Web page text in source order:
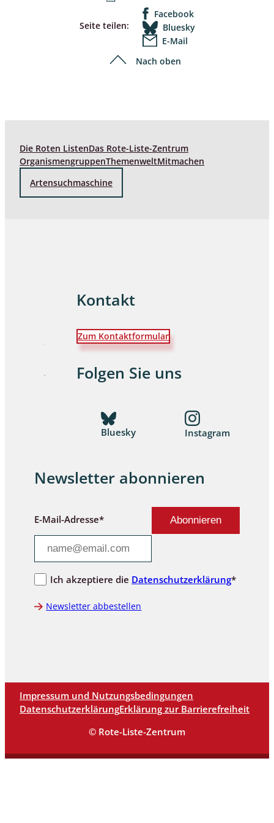
Seite teilen:
Facebook
Bluesky
E-Mail
Nach oben
Die Roten ListenDas Rote-Liste-Zentrum
OrganismengruppenThemenweltMitmachen
Artensuchmaschine
Kontakt
Zum Kontaktformular
Folgen Sie uns
Bluesky Instagram
Newsletter abonnieren
E-Mail-Adresse*
Ich akzeptiere die Datenschutzerklärung*
Newsletter abbestellen
Impressum und Nutzungsbedingungen
DatenschutzerklärungErklärung zur Barrierefreiheit
© Rote-Liste-Zentrum